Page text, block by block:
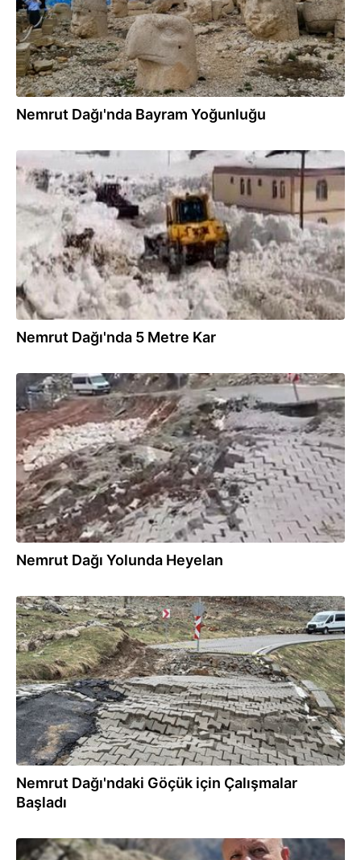
Nemrut Dağı'nda Bayram Yoğunluğu
04.04.2026
Nemrut Dağı'nda 5 Metre Kar
03.04.2026
Nemrut Dağı Yolunda Heyelan
03.04.2026
Nemrut Dağı'ndaki Göçük için Çalışmalar
Başladı
28.03.2026